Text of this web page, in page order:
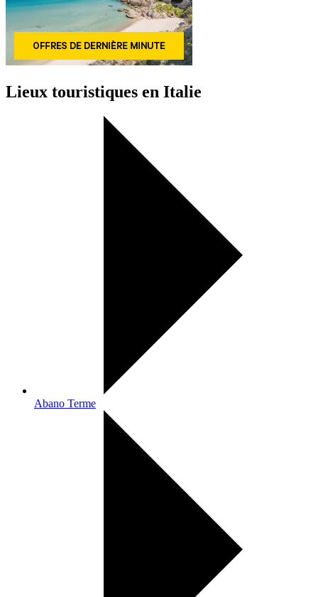
Lieux touristiques en Italie
Abano Terme